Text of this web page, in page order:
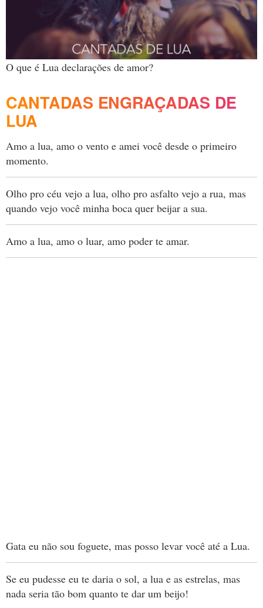
O que é Lua declarações de amor?
CANTADAS ENGRAÇADAS DE
LUA
Amo a lua, amo o vento e amei você desde o primeiro
momento.
Olho pro céu vejo a lua, olho pro asfalto vejo a rua, mas
quando vejo você minha boca quer beijar a sua.
Amo a lua, amo o luar, amo poder te amar.
Gata eu não sou foguete, mas posso levar você até a Lua.
Se eu pudesse eu te daria o sol, a lua e as estrelas, mas
nada seria tão bom quanto te dar um beijo!